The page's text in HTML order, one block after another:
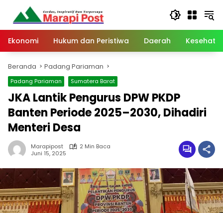
Langsung
konten
Ekonomi
Hukum dan Peristiwa Daerah
Beranda Padang Pariaman
Padang Pariaman Sumatera Barat
JKA Lantik Pengurus DPW PKDP
Banten Periode 2025–2030, Dihadiri
Menteri Desa
Marapipost
2 Min Baca
Juni 15, 2025